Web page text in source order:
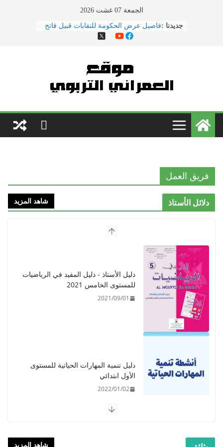
الجمعة 07 غشت 2026
جديدنا :فاصيل عرض الحكومة للنقابات قبيل فاتح
ماي ... ضمنها الزيادة في الأجور
الحوار الاجتماعي يتواصل بوزارة
\"بنموسى\" وسط دعوات لتصعيد
الاحتجاجات
نقل مدير مؤسسة تعليمية بسلا إلى
من طرف والد تلميذ
التعليم دورة 2022
فريق العمل
دلائل الأستاذ شاهد المزيد
دليل الأستاذ - دليل المفيد في الرياضيات
للمستوى الخامس 2021
2021/09/01
دليل تنمية المهارات الحياتية للمستوى
الأول ابتدائي
2022/01/02
شاهد المزيد